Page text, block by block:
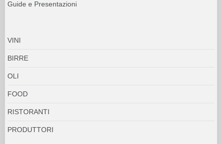
Guide e Presentazioni
VINI
BIRRE
OLI
FOOD
RISTORANTI
PRODUTTORI